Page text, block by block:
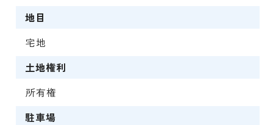
地目
宅地
土地権利
所有権
駐車場